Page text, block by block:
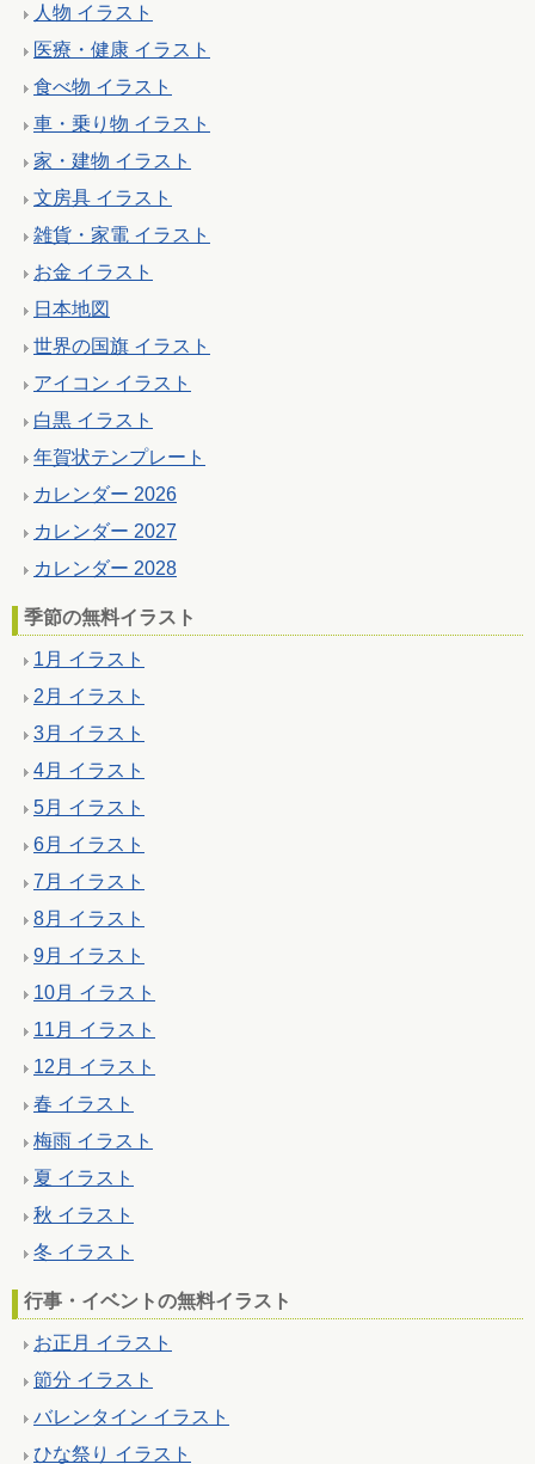
人物 イラスト
医療・健康 イラスト
食べ物 イラスト
車・乗り物 イラスト
家・建物 イラスト
文房具 イラスト
雑貨・家電 イラスト
お金 イラスト
日本地図
世界の国旗 イラスト
アイコン イラスト
白黒 イラスト
年賀状テンプレート
カレンダー 2026
カレンダー 2027
カレンダー 2028
季節の無料イラスト
1月 イラスト
2月 イラスト
3月 イラスト
4月 イラスト
5月 イラスト
6月 イラスト
7月 イラスト
8月 イラスト
9月 イラスト
10月 イラスト
11月 イラスト
12月 イラスト
春 イラスト
梅雨 イラスト
夏 イラスト
秋 イラスト
冬 イラスト
行事・イベントの無料イラスト
お正月 イラスト
節分 イラスト
バレンタイン イラスト
ひな祭り イラスト